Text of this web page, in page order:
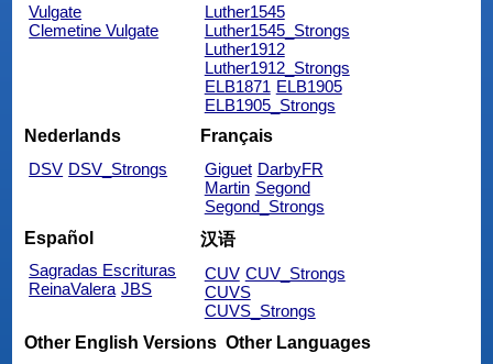
Vulgate
Clemetine Vulgate
Luther1545
Luther1545_Strongs
Luther1912
Luther1912_Strongs
ELB1871 ELB1905
ELB1905_Strongs
Nederlands
DSV DSV_Strongs
Français
Giguet DarbyFR
Martin Segond
Segond_Strongs
Español
Sagradas Escrituras
ReinaValera JBS
汉语
CUV CUV_Strongs
CUVS
CUVS_Strongs
Other English Versions Other Languages